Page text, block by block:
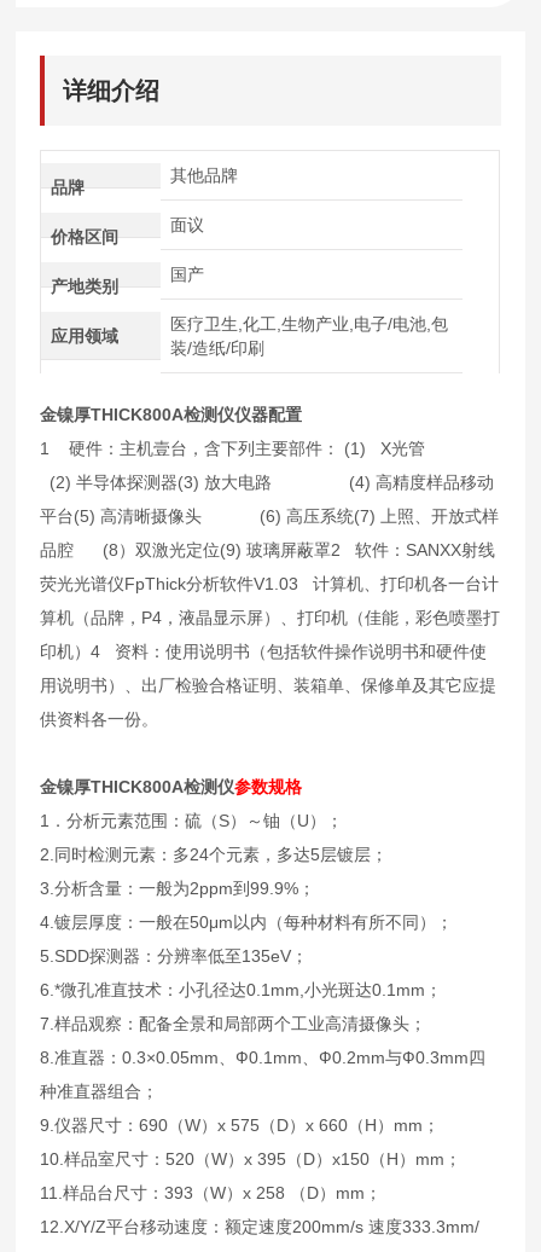
详细介绍
品牌
其他品牌
价格区间
面议
产地类别
国产
应用领域
医疗卫生,化工,生物产业,电子/电池,包
装/造纸/印刷
金镍厚THICK800A检测仪仪器配置
1 硬件：主机壹台，含下列主要部件： (1) X光管
(2) 半导体探测器(3) 放大电路 (4) 高精度样品移动
平台(5) 高清晰摄像头 (6) 高压系统(7) 上照、开放式样
品腔 (8）双激光定位(9) 玻璃屏蔽罩2 软件：SANXX射线
荧光光谱仪FpThick分析软件V1.03 计算机、打印机各一台计
算机（品牌，P4，液晶显示屏）、打印机（佳能，彩色喷墨打
印机）4 资料：使用说明书（包括软件操作说明书和硬件使
用说明书）、出厂检验合格证明、装箱单、保修单及其它应提
供资料各一份。
金镍厚THICK800A检测仪参数规格
1．分析元素范围：硫（S）～铀（U）；
2.同时检测元素：多24个元素，多达5层镀层；
3.分析含量：一般为2ppm到99.9%；
4.镀层厚度：一般在50μm以内（每种材料有所不同）；
5.SDD探测器：分辨率低至135eV；
6.*微孔准直技术：小孔径达0.1mm,小光斑达0.1mm；
7.样品观察：配备全景和局部两个工业高清摄像头；
8.准直器：0.3×0.05mm、Ф0.1mm、Ф0.2mm与Ф0.3mm四
种准直器组合；
9.仪器尺寸：690（W）x 575（D）x 660（H）mm；
10.样品室尺寸：520（W）x 395（D）x150（H）mm；
11.样品台尺寸：393（W）x 258 （D）mm；
12.X/Y/Z平台移动速度：额定速度200mm/s 速度333.3mm/